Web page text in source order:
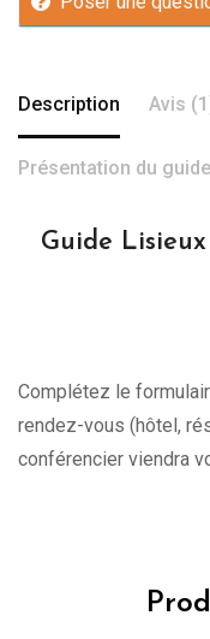
Description Avis
Présentation du guide
Guide
Complétez le
rendez-vous (hôtel,
conférencier viendra